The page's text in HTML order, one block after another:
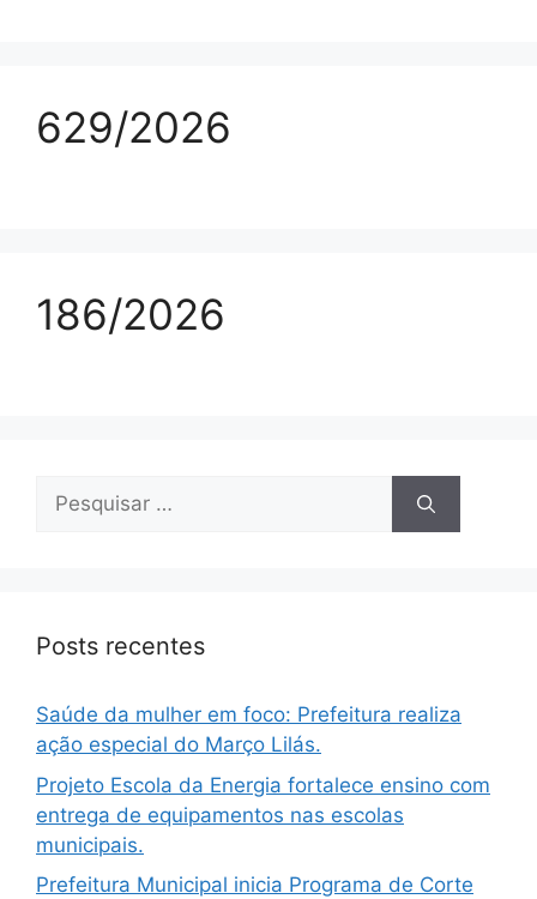
629/2026
186/2026
Posts recentes
Saúde da mulher em foco: Prefeitura realiza
ação especial do Março Lilás.
Projeto Escola da Energia fortalece ensino com
entrega de equipamentos nas escolas
municipais.
Prefeitura Municipal inicia Programa de Corte